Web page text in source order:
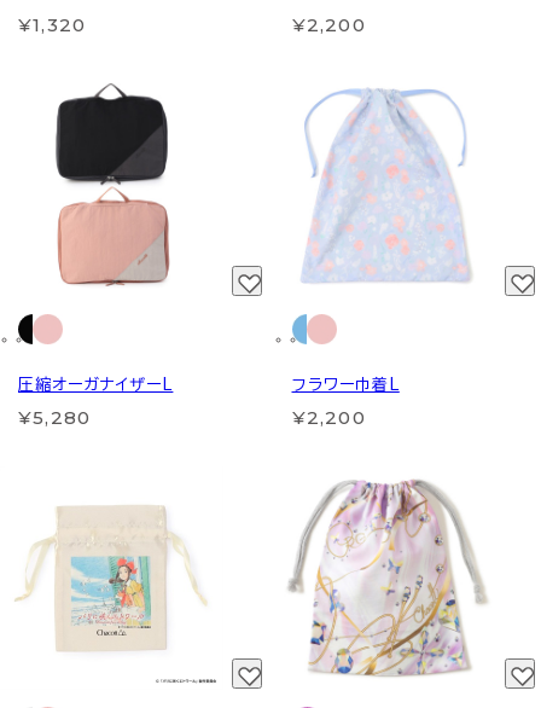
¥1,320 ¥2,200
圧縮オーガナイザーL
¥5,280
フラワー巾着L
¥2,200